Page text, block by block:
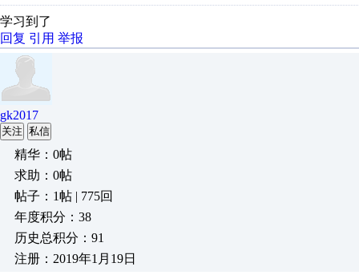
学习到了
回复 引用 举报
gk2017
关注 私信
精华：0帖
求助：0帖
帖子：1帖 | 775回
年度积分：38
历史总积分：91
注册：2019年1月19日